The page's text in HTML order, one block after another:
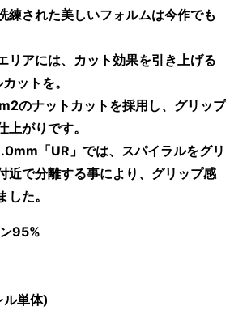
練された美しいフォルムは今作でも
リアには、カット効果を引き上げる
ットを。
のナットカットを採用し、グリップ
がりです。
「UR」では、スパイラルをグリ
近で分離する事により、グリップ感
た。
95%
単体)